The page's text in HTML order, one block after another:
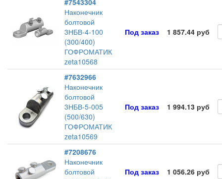
#7543304
Наконечник
болтовой
3НБВ-4-100
(300/400)
ГОФРОМАТИК
zeta10568
Под заказ 1 857.44 руб
#7632966
Наконечник
болтовой
3НБВ-5-005
(500/630)
ГОФРОМАТИК
zeta10569
Под заказ 1 994.13 руб
#7208676
Наконечник
болтовой
Под заказ 1 056.26 руб